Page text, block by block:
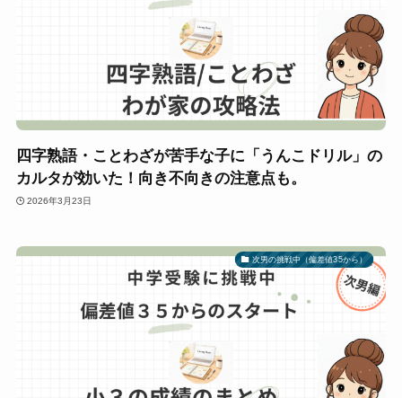
四字熟語・ことわざが苦手な子に「うんこドリル」の
カルタが効いた！向き不向きの注意点も。
2026年3月23日
次男の挑戦中（偏差値35から）